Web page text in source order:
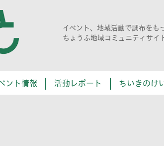
イベント、地域活動で調布をも
ちょうふ地域コミュニティサイ
ント情報 活動レポート ちいきのけ